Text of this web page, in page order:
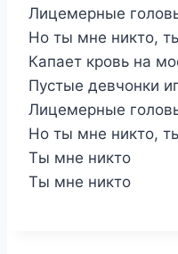
Лицемерные
Но ты мне никто,
Капает кровь на
Пустые девчонки
Лицемерные
Но ты мне никто,
Ты мне никто
Ты мне никто